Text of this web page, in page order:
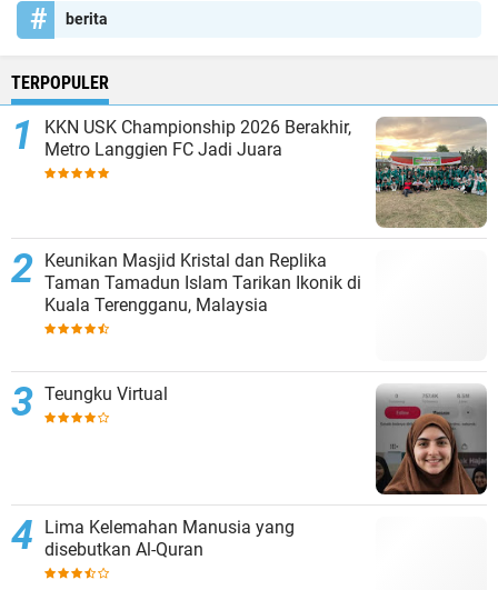
berita
TERPOPULER
KKN USK Championship 2026 Berakhir,
Metro Langgien FC Jadi Juara
Keunikan Masjid Kristal dan Replika
Taman Tamadun Islam Tarikan Ikonik di
Kuala Terengganu, Malaysia
Teungku Virtual
Lima Kelemahan Manusia yang
disebutkan Al-Quran